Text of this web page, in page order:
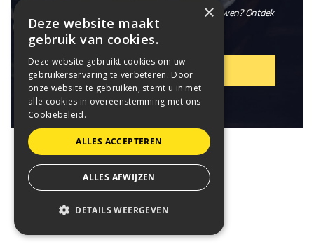
En wil je niet alleen winnen, maar ook meebouwen? Ontdek
onze openstaandevacatures.
VIER MEE!
×
Deze website maakt
gebruik van cookies.
Deze website gebruikt cookies om uw
gebruikerservaring te verbeteren. Door
onze website te gebruiken, stemt u in met
alle cookies in overeenstemming met ons
Cookiebeleid.
ALLES ACCEPTEREN
ALLES AFWIJZEN
DETAILS WEERGEVEN
STRIKT NOODZAKELIJK